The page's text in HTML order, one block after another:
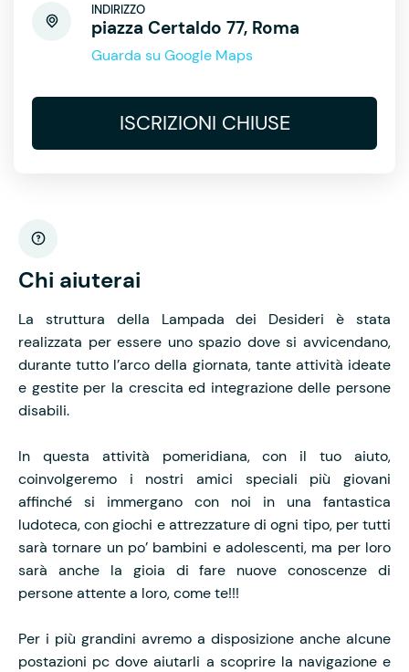
INDIRIZZO
piazza Certaldo 77, Roma
Guarda su Google Maps
ISCRIZIONI CHIUSE
Chi aiuterai
La struttura della Lampada dei Desideri è stata
realizzata per essere uno spazio dove si avvicendano,
durante tutto l’arco della giornata, tante attività ideate
e gestite per la crescita ed integrazione delle persone
disabili.
In questa attività pomeridiana, con il tuo aiuto,
coinvolgeremo i nostri amici speciali più giovani
affinché si immergano con noi in una fantastica
ludoteca, con giochi e attrezzature di ogni tipo, per tutti
sarà tornare un po’ bambini e adolescenti, ma per loro
sarà anche la gioia di fare nuove conoscenze di
persone attente a loro, come te!!!
Per i più grandini avremo a disposizione anche alcune
postazioni pc dove aiutarli a scoprire la navigazione e